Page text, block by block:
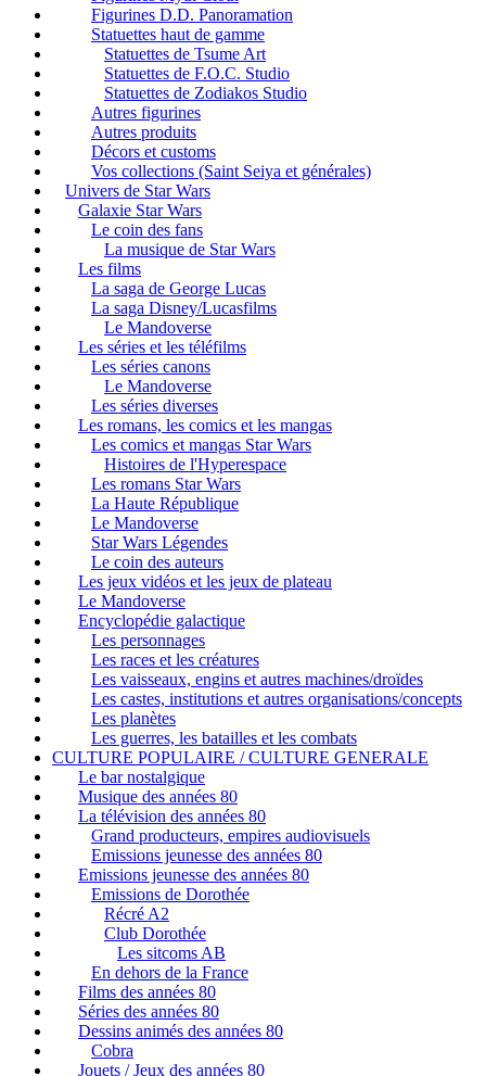
Figurines D.D. Panoramation
Statuettes haut de gamme
Statuettes de Tsume Art
Statuettes de F.O.C. Studio
Statuettes de Zodiakos Studio
Autres figurines
Autres produits
Décors et customs
Vos collections (Saint Seiya et générales)
Univers de Star Wars
Galaxie Star Wars
Le coin des fans
La musique de Star Wars
Les films
La saga de George Lucas
La saga Disney/Lucasfilms
Le Mandoverse
Les séries et les téléfilms
Les séries canons
Le Mandoverse
Les séries diverses
Les romans, les comics et les mangas
Les comics et mangas Star Wars
Histoires de l'Hyperespace
Les romans Star Wars
La Haute République
Le Mandoverse
Star Wars Légendes
Le coin des auteurs
Les jeux vidéos et les jeux de plateau
Le Mandoverse
Encyclopédie galactique
Les personnages
Les races et les créatures
Les vaisseaux, engins et autres machines/droïdes
Les castes, institutions et autres organisations/concepts
Les planètes
Les guerres, les batailles et les combats
CULTURE POPULAIRE / CULTURE GENERALE
Le bar nostalgique
Musique des années 80
La télévision des années 80
Grand producteurs, empires audiovisuels
Emissions jeunesse des années 80
Emissions jeunesse des années 80
Emissions de Dorothée
Récré A2
Club Dorothée
Les sitcoms AB
En dehors de la France
Films des années 80
Séries des années 80
Dessins animés des années 80
Cobra
Jouets / Jeux des années 80